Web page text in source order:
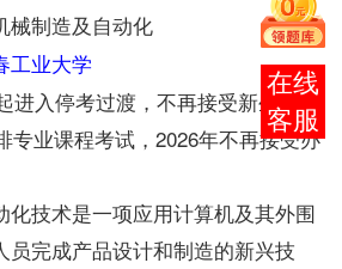
械制造及自动化
工业大学
进入停考过渡，不再接受新生报
专业课程考试，2026年不再接受办
化技术是一项应用计算机及其外围
员完成产品设计和制造的新兴技
报考
咨询